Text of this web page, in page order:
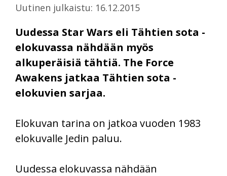
Uutinen julkaistu: 16.12.2015
Uudessa Star Wars eli Tähtien sota -
elokuvassa nähdään myös
alkuperäisiä tähtiä. The Force
Awakens jatkaa Tähtien sota -
elokuvien sarjaa.
Elokuvan tarina on jatkoa vuoden 1983
elokuvalle Jedin paluu.
Uudessa elokuvassa nähdään